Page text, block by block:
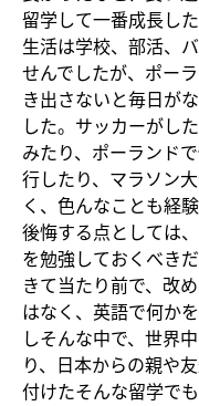
留学して一番成長し
生活は学校、部活、
せんでしたが、ポー
き出さないと毎日が
した。サッカーがし
みたり、ポーランド
行したり、マラソン
く、色んなことも経
後悔する点としては
を勉強しておくべき
きて当たり前で、改
はなく、英語で何か
しそんな中で、世界
り、日本からの親や
付けたそんな留学でも